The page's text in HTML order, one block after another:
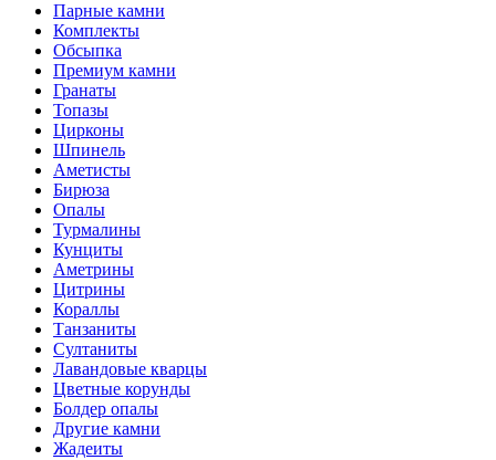
Парные камни
Комплекты
Обсыпка
Премиум камни
Гранаты
Топазы
Цирконы
Шпинель
Аметисты
Бирюза
Опалы
Турмалины
Кунциты
Аметрины
Цитрины
Кораллы
Танзаниты
Султаниты
Лавандовые кварцы
Цветные корунды
Болдер опалы
Другие камни
Жадеиты